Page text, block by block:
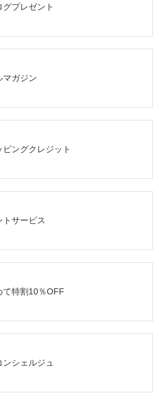
グプレゼント
マガジン
ピングクレジット
トサービス
て特割10％OFF
ンシェルジュ